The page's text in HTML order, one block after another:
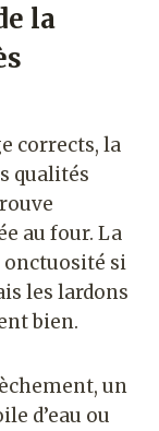
la
corrects, la
qualités
au four. La
onctuosité si
les lardons
bien.
un
d’eau ou